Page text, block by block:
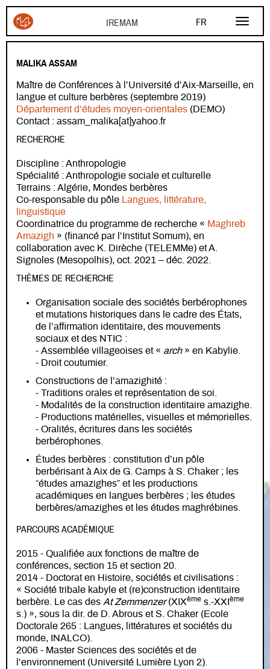
FR
EN
Aller au contenu principal
MALIKA ASSAM
Maître de Conférences à l’Université d’Aix-Marseille, en
langue et culture berbères (septembre 2019)
Département d’études moyen-orientales (DEMO)
Contact : assam_malika[at]yahoo.fr
RECHERCHE
Discipline : Anthropologie
Spécialité : Anthropologie sociale et culturelle
Terrains : Algérie, Mondes berbères
Co-responsable du pôle
Langues, littérature,
linguistique
Coordinatrice du programme de recherche « Maghreb
Amazigh » (financé par l’Institut Somum), en
collaboration avec K. Dirèche (TELEMMe) et A.
Signoles (Mesopolhis), oct. 2021 – déc. 2022.
THÈMES DE RECHERCHE
Organisation sociale des sociétés berbérophones
et mutations historiques dans le cadre des États,
de l’affirmation identitaire, des mouvements
sociaux et des NTIC :
- Assemblée villageoises et « arch» en Kabylie.
- Droit coutumier.
Constructions de l’amazighité :
- Traditions orales et représentation de soi.
- Modalités de la construction identitaire amazighe.
- Productions matérielles, visuelles et mémorielles.
- Oralités, écritures dans les sociétés
berbérophones.
Études berbères : constitution d’un pôle
berbérisant à Aix de G. Camps à S. Chaker ; les
“études amazighes” et les productions
académiques en langues berbères ; les études
berbères/amazighes et les études maghrébines.
PARCOURS ACADÉMIQUE
2015 - Qualifiée aux fonctions de maître de
conférences, section 15 et section 20.
2014 - Doctorat en Histoire, sociétés et civilisations :
« Société tribale kabyle et (re)construction identitaire
berbère. Le cas des At Zemmenzer(XIXème s.-XXI ème
s.) », sous la dir. de D. Abrous et S. Chaker (Ecole
Doctorale 265 : Langues, littératures et sociétés du
monde, INALCO).
2006 - Master Sciences des sociétés et de
l’environnement (Université Lumière Lyon 2).